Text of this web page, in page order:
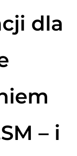
dla
– i